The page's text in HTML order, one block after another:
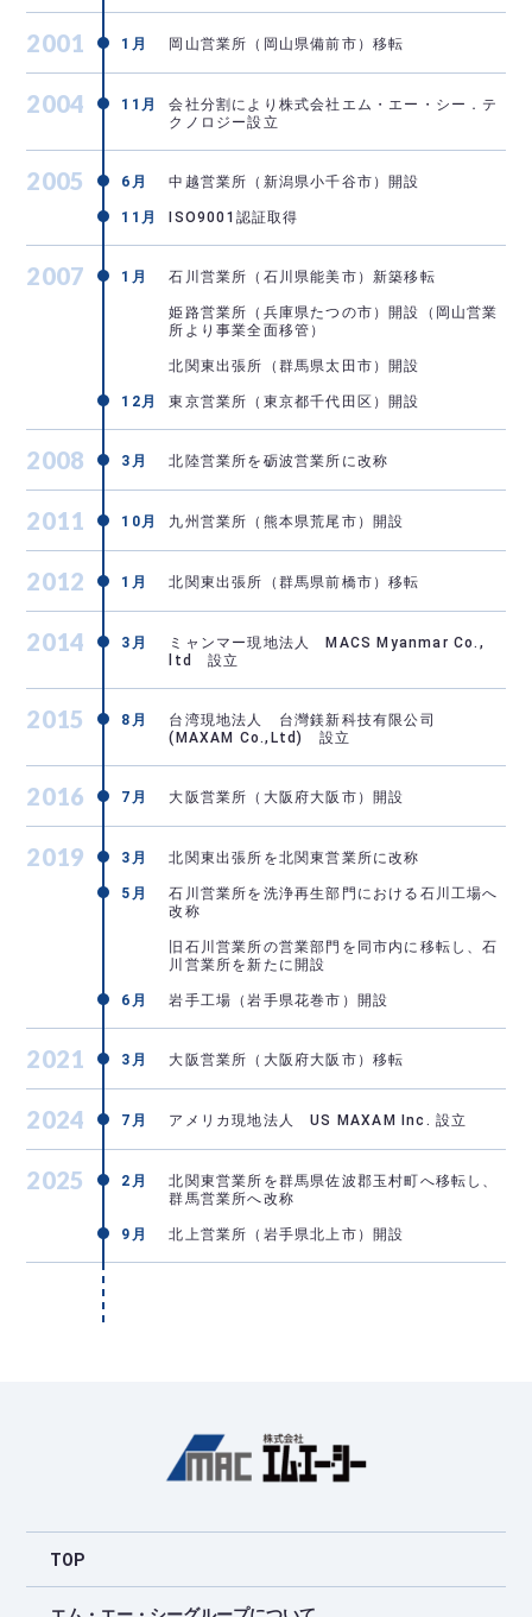
2001 1月 岡山営業所（岡山県備前市）移転
2004 11月
会社分割により株式会社エム・エー・シー．テ
クノロジー設立
2005 6月 中越営業所（新潟県小千谷市）開設
11月 ISO9001認証取得
2007 1月 石川営業所（石川県能美市）新築移転
姫路営業所（兵庫県たつの市）開設（岡山営業
所より事業全面移管）
北関東出張所（群馬県太田市）開設
12月 東京営業所（東京都千代田区）開設
2008 3月 北陸営業所を砺波営業所に改称
2011 10月 九州営業所（熊本県荒尾市）開設
2012 1月 北関東出張所（群馬県前橋市）移転
2014 3月
ミャンマー現地法人 MACS Myanmar Co.,
ltd 設立
2015 8月
台湾現地法人 台灣鎂新科技有限公司
(MAXAM Co.,Ltd) 設立
2016 7月 大阪営業所（大阪府大阪市）開設
2019 3月 北関東出張所を北関東営業所に改称
5月
石川営業所を洗浄再生部門における石川工場へ
改称
旧石川営業所の営業部門を同市内に移転し、石
川営業所を新たに開設
6月 岩手工場（岩手県花巻市）開設
2021 3月 大阪営業所（大阪府大阪市）移転
2024 7月 アメリカ現地法人 US MAXAM Inc. 設立
2025 2月
北関東営業所を群馬県佐波郡玉村町へ移転し、
群馬営業所へ改称
9月 北上営業所（岩手県北上市）開設
TOP